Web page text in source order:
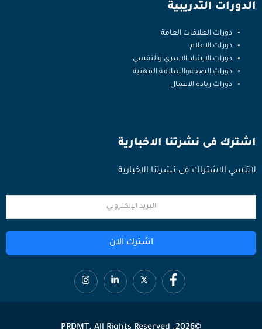
الدورات التدريبية
دورات العلاقات العامة
دورات الاعلام
دورات الارشاد الاسري والنفسي
دورات الصحةوالسلامة المهنية
دورات ريادة الاعمال
اشترك فى نشرتنا الاخبارية
لاتنسي الاشتراك فى نشرتنا الاخبارية
اشترك الان